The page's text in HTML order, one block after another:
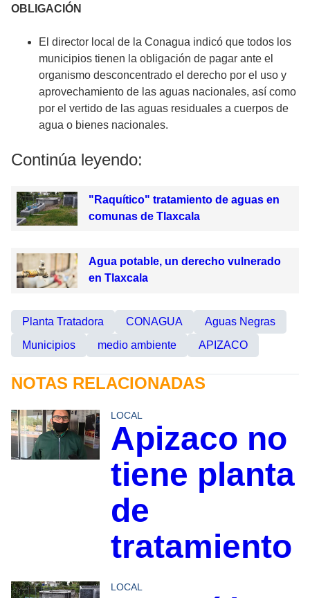
OBLIGACIÓN
El director local de la Conagua indicó que todos los
municipios tienen la obligación de pagar ante el
organismo desconcentrado el derecho por el uso y
aprovechamiento de las aguas nacionales, así como
por el vertido de las aguas residuales a cuerpos de
agua o bienes nacionales.
Continúa leyendo:
"Raquítico" tratamiento de aguas en
comunas de Tlaxcala
Agua potable, un derecho vulnerado
en Tlaxcala
Planta Tratadora CONAGUA
Aguas Negras
Municipios
medio ambiente APIZACO
NOTAS RELACIONADAS
LOCAL
Apizaco no
tiene planta
de
tratamiento
LOCAL